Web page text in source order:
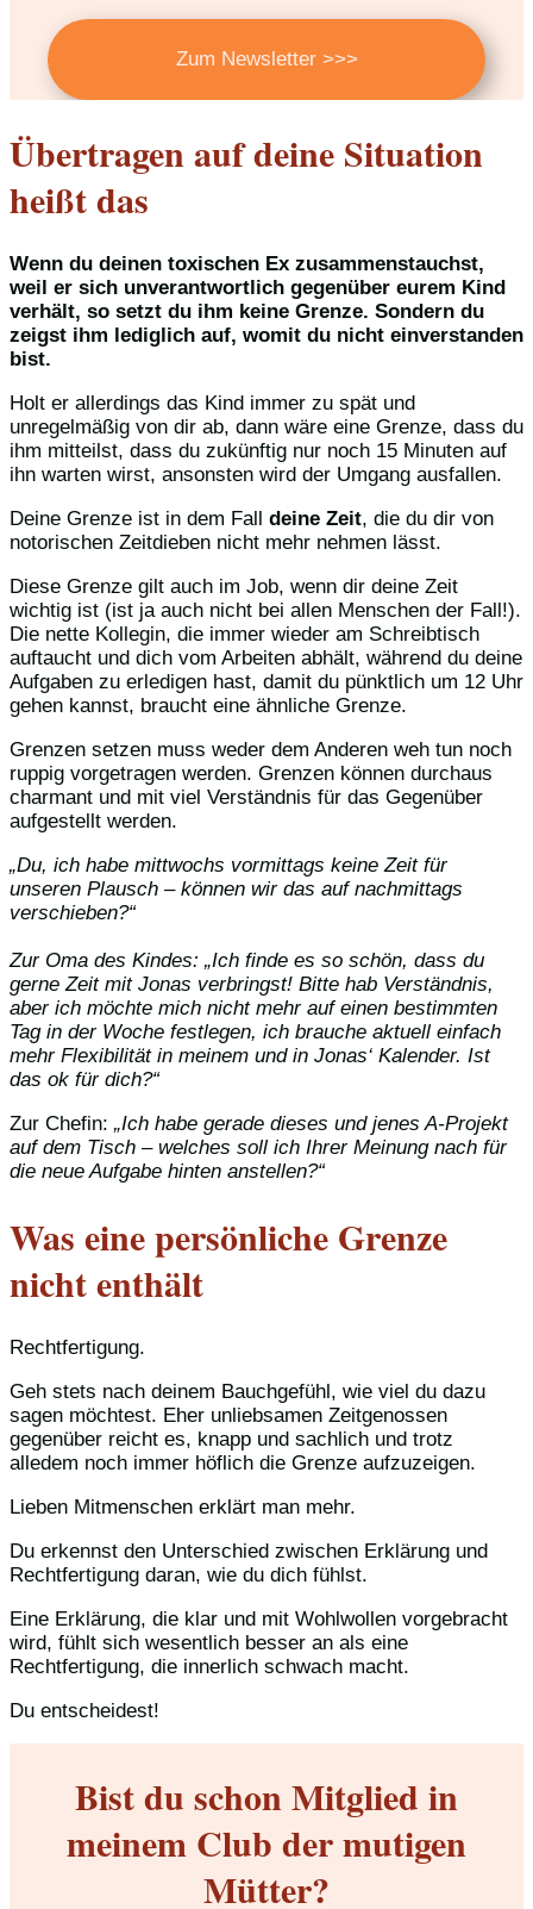
Zum Newsletter >>>
Übertragen auf deine Situation
heißt das
Wenn du deinen toxischen Ex zusammenstauchst,
weil er sich unverantwortlich gegenüber eurem Kind
verhält, so setzt du ihm keine Grenze. Sondern du
zeigst ihm lediglich auf, womit du nicht einverstanden
bist.
Holt er allerdings das Kind immer zu spät und
unregelmäßig von dir ab, dann wäre eine Grenze, dass du
ihm mitteilst, dass du zukünftig nur noch 15 Minuten auf
ihn warten wirst, ansonsten wird der Umgang ausfallen.
Deine Grenze ist in dem Fall deine Zeit, die du dir von
notorischen Zeitdieben nicht mehr nehmen lässt.
Diese Grenze gilt auch im Job, wenn dir deine Zeit
wichtig ist (ist ja auch nicht bei allen Menschen der Fall!).
Die nette Kollegin, die immer wieder am Schreibtisch
auftaucht und dich vom Arbeiten abhält, während du deine
Aufgaben zu erledigen hast, damit du pünktlich um 12 Uhr
gehen kannst, braucht eine ähnliche Grenze.
Grenzen setzen muss weder dem Anderen weh tun noch
ruppig vorgetragen werden. Grenzen können durchaus
charmant und mit viel Verständnis für das Gegenüber
aufgestellt werden.
„Du, ich habe mittwochs vormittags keine Zeit für
unseren Plausch – können wir das auf nachmittags
verschieben?“
Zur Oma des Kindes: „Ich finde es so schön, dass du
gerne Zeit mit Jonas verbringst! Bitte hab Verständnis,
aber ich möchte mich nicht mehr auf einen bestimmten
Tag in der Woche festlegen, ich brauche aktuell einfach
mehr Flexibilität in meinem und in Jonas‘ Kalender. Ist
das ok für dich?“
Zur Chefin: „Ich habe gerade dieses und jenes A-Projekt
auf dem Tisch – welches soll ich Ihrer Meinung nach für
die neue Aufgabe hinten anstellen?“
Was eine persönliche Grenze
nicht enthält
Rechtfertigung.
Geh stets nach deinem Bauchgefühl, wie viel du dazu
sagen möchtest. Eher unliebsamen Zeitgenossen
gegenüber reicht es, knapp und sachlich und trotz
alledem noch immer höflich die Grenze aufzuzeigen.
Lieben Mitmenschen erklärt man mehr.
Du erkennst den Unterschied zwischen Erklärung und
Rechtfertigung daran, wie du dich fühlst.
Eine Erklärung, die klar und mit Wohlwollen vorgebracht
wird, fühlt sich wesentlich besser an als eine
Rechtfertigung, die innerlich schwach macht.
Du entscheidest!
Bist du schon Mitglied in
meinem Club der mutigen
Mütter?